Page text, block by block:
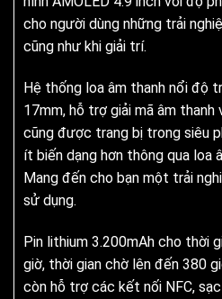
cho người dùng những trải
cũng như khi giải trí.
Hệ thống loa âm thanh nổi độ
17mm, hỗ trợ giải mã âm
cũng được trang bị trong siêu
ít biến dạng hơn thông qua loa
Mang đến cho bạn một trải
sử dụng.
Pin lithium 3.200mAh cho thời
giờ, thời gian chờ lên đến 380
còn hỗ trợ các kết nối NFC,